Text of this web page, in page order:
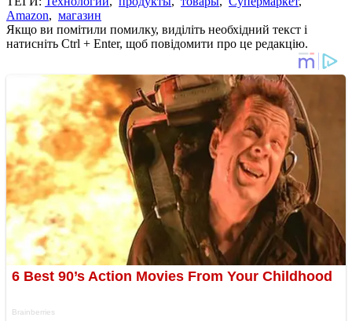
Amazon, магазин
Якщо ви помітили помилку, виділіть необхідний текст і
натисніть Ctrl + Enter, щоб повідомити про це редакцію.